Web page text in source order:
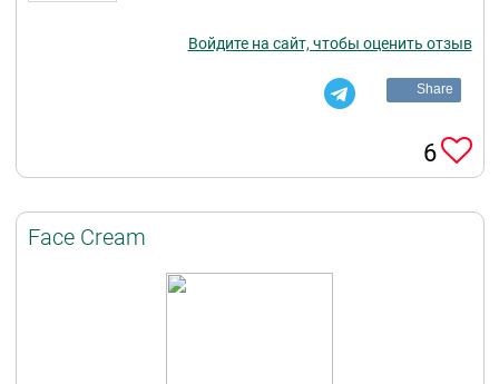
Войдите на сайт, чтобы оценить отзыв
Share
6
Face Cream